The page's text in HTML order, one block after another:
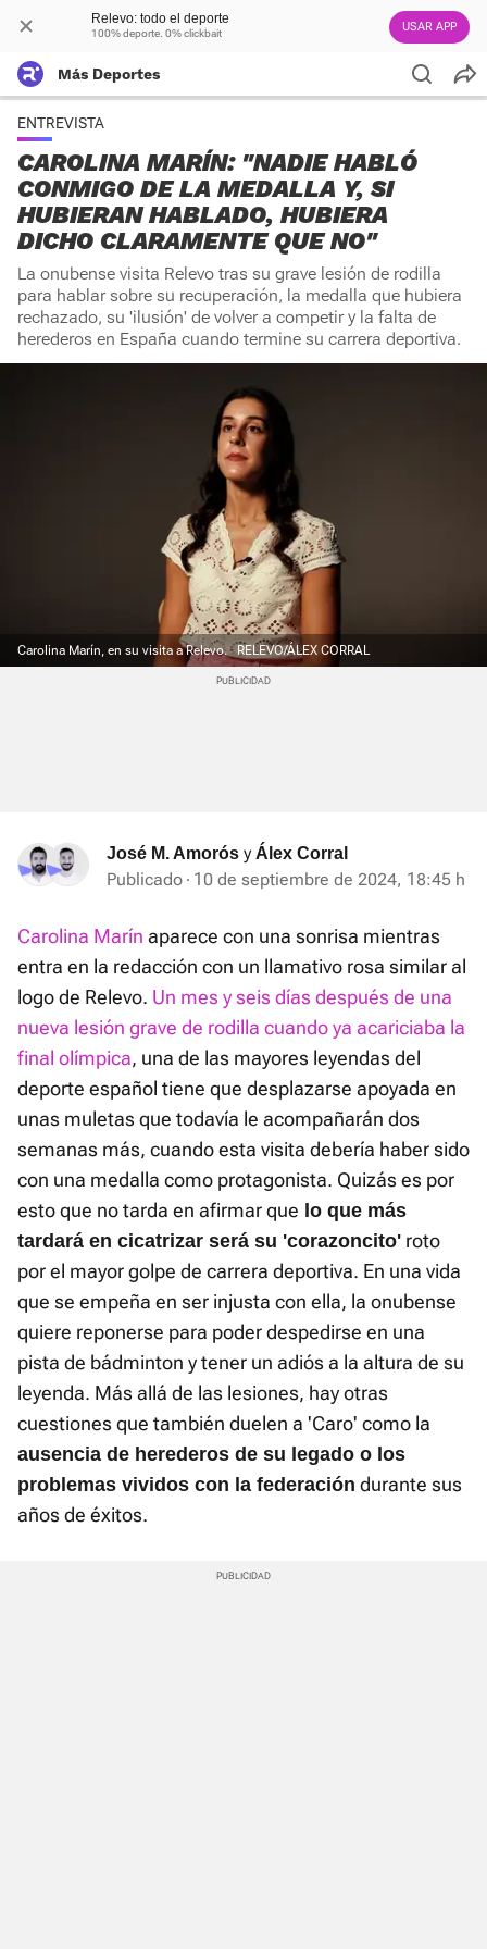
Relevo: todo el deporte
100% deporte. 0% clickbait USAR APP
Más Deportes
ENTREVISTA
CAROLINA MARÍN: "NADIE HABLÓ
CONMIGO DE LA MEDALLA Y, SI
HUBIERAN HABLADO, HUBIERA
DICHO CLARAMENTE QUE NO"
La onubense visita Relevo tras su grave lesión de rodilla
para hablar sobre su recuperación, la medalla que hubiera
rechazado, su 'ilusión' de volver a competir y la falta de
herederos en España cuando termine su carrera deportiva.
Carolina Marín, en su visita a Relevo. RELEVO/ÁLEX CORRAL
José M. Amorós y Álex Corral
Publicado 10 de septiembre de 2024, 18:45 h
Carolina Marín aparece con una sonrisa mientras
entra en la redacción con un llamativo rosa similar al
logo de Relevo. Un mes y seis días después de una
nueva lesión grave de rodilla cuando ya acariciaba la
final olímpica, una de las mayores leyendas del
deporte español tiene que desplazarse apoyada en
unas muletas que todavía le acompañarán dos
semanas más, cuando esta visita debería haber sido
con una medalla como protagonista. Quizás es por
esto que no tarda en afirmar que lo que más
tardará en cicatrizar será su 'corazoncito' roto
por el mayor golpe de carrera deportiva. En una vida
que se empeña en ser injusta con ella, la onubense
quiere reponerse para poder despedirse en una
pista de bádminton y tener un adiós a la altura de su
leyenda. Más allá de las lesiones, hay otras
cuestiones que también duelen a 'Caro' como la
ausencia de herederos de su legado o los
problemas vividos con la federación durante sus
años de éxitos.